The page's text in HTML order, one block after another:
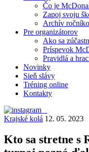
Čo je
Zapoj svoju
Archív
Pre organizátorov
Ako sa
Príspevok
Pravidlá a
Novinky
Sieň slávy
Tréning online
Kontakty
Krajské kolá 12. 05. 2023
Kto sa stretne s